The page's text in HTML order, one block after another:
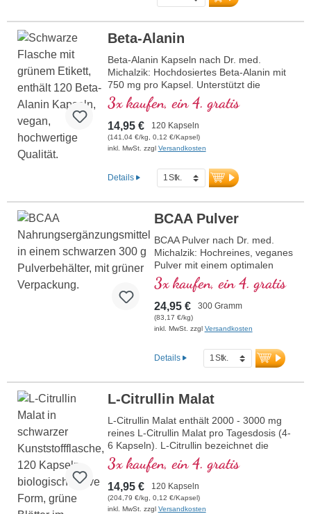
Kombination mit D-Pinitol sorgt für eine
gesteigert wird. Perfekt für Sportler, Kraft-
Muskelregeneration. 100 % rein, ohne
Zusatzstoffe, vegan und in Deutschland
hergestellt – mit über 20 Jahren
Erfahrung in der Mikronährstoffforschung.
Mehr Informationen zu Creatine Pro
Level
Beta-Alanin
Beta-Alanin Kapseln nach Dr. med.
Michalzik: Hochdosiertes Beta-Alanin mit
750 mg pro Kapsel. Unterstützt die
Ausdauer, verringert die
Milchsäurebildung und fördert die
Regeneration. Perfekt für Sportler und
aktive Menschen.
3x kaufen, ein 4. gratis
14,95 € 120 Kapseln
(141,04 €/kg, 0,12 €/Kapsel)
inkl. MwSt. zzgl Versandkosten
Details
BCAA Pulver
BCAA Pulver nach Dr. med.
Michalzik: Hochreines, veganes
Pulver mit einem optimalen
2:1:1 Verhältnis von Leucin,
Isoleucin und Valin. Gewonnen
durch Fermentation, ohne
Zusätze oder künstliche
Aromen. Perfekt für Sportler
Muskelaufbau und
Regeneration.
3x kaufen, ein 4. gratis
24,95 € 300 Gramm
(83,17 €/kg)
inkl. MwSt. zzgl Versandkosten
Details
L-Citrullin Malat
L-Citrullin Malat enthält 2000 - 3000 mg
reines L-Citrullin Malat pro Tagesdosis (4-
6 Kapseln). L-Citrullin bezeichnet die
spezifische isomere Form der Aminosäure
Citrullin, die biologisch aktiv und für den
menschlichen Körper verwertbar ist. Die
Kombination mit Malat erhöht die
Wirksamkeit und Effizienz. L-Citrullin wirkt
3x kaufen, ein 4. gratis
14,95 € 120 Kapseln
(204,79 €/kg, 0,12 €/Kapsel)
inkl. MwSt. zzgl Versandkosten